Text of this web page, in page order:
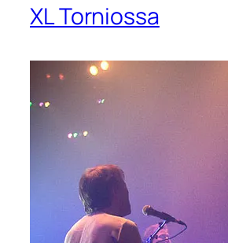
XL Torniossa